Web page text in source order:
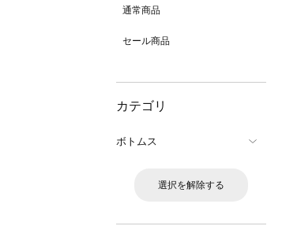
通常商品
セール商品
カテゴリ
ボトムス
選択を解除する